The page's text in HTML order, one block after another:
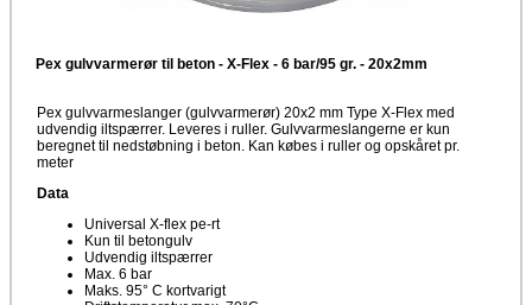
Pex gulvvarmerør til beton - X-Flex - 6 bar/95 gr. - 20x2mm
Pex gulvvarmeslanger (gulvvarmerør) 20x2 mm Type X-Flex med
udvendig iltspærrer. Leveres i ruller. Gulvvarmeslangerne er kun
beregnet til nedstøbning i beton. Kan købes i ruller og opskåret pr.
meter
Data
Universal X-flex pe-rt
Kun til betongulv
Udvendig iltspærrer
Max. 6 bar
Maks. 95° C kortvarigt